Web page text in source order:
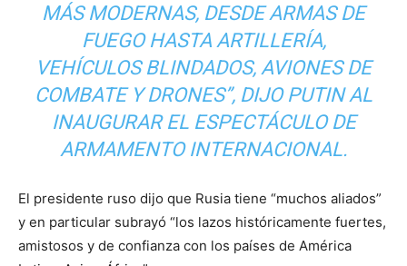
MÁS MODERNAS, DESDE ARMAS DE
FUEGO HASTA ARTILLERÍA,
VEHÍCULOS BLINDADOS, AVIONES DE
COMBATE Y DRONES”, DIJO PUTIN AL
INAUGURAR EL ESPECTÁCULO DE
ARMAMENTO INTERNACIONAL.
El presidente ruso dijo que Rusia tiene “muchos aliados”
y en particular subrayó “los lazos históricamente fuertes,
amistosos y de confianza con los países de América